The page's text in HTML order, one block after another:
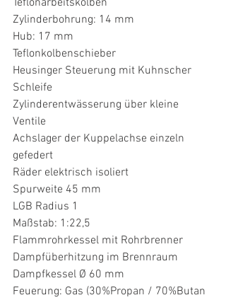
Teflonarbeitskolben
Zylinderbohrung: 14 mm
Hub: 17 mm
Teflonkolbenschieber
Heusinger Steuerung mit Kuhnscher
Schleife
Zylinderentwässerung über kleine
Ventile
Achslager der Kuppelachse einzeln
gefedert
Räder elektrisch isoliert
Spurweite 45 mm
LGB Radius 1
Maßstab: 1:22,5
Flammrohrkessel mit Rohrbrenner
Dampfüberhitzung im Brennraum
Dampfkessel Ø 60 mm
Feuerung: Gas (30%Propan / 70%Butan